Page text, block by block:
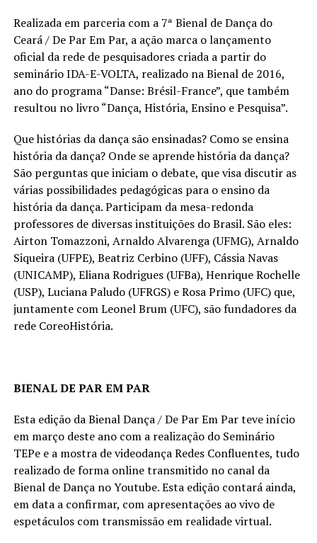
Realizada em parceria com a 7ª Bienal de Dança do
Ceará / De Par Em Par, a ação marca o lançamento
oficial da rede de pesquisadores criada a partir do
seminário IDA-E-VOLTA, realizado na Bienal de 2016,
ano do programa “Danse: Brésil-France”, que também
resultou no livro “Dança, História, Ensino e Pesquisa”.
Que histórias da dança são ensinadas? Como se ensina
história da dança? Onde se aprende história da dança?
São perguntas que iniciam o debate, que visa discutir as
várias possibilidades pedagógicas para o ensino da
história da dança. Participam da mesa-redonda
professores de diversas instituições do Brasil. São eles:
Airton Tomazzoni, Arnaldo Alvarenga (UFMG), Arnaldo
Siqueira (UFPE), Beatriz Cerbino (UFF), Cássia Navas
(UNICAMP), Eliana Rodrigues (UFBa), Henrique Rochelle
(USP), Luciana Paludo (UFRGS) e Rosa Primo (UFC) que,
juntamente com Leonel Brum (UFC), são fundadores da
rede CoreoHistória.
BIENAL DE PAR EM PAR
Esta edição da Bienal Dança / De Par Em Par teve início
em março deste ano com a realização do Seminário
TEPe e a mostra de videodança Redes Confluentes, tudo
realizado de forma online transmitido no canal da
Bienal de Dança no Youtube. Esta edição contará ainda,
em data a confirmar, com apresentações ao vivo de
espetáculos com transmissão em realidade virtual.